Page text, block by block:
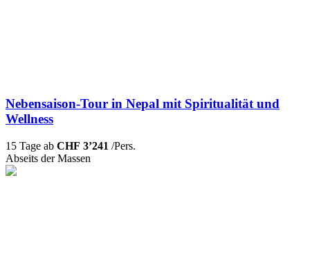
Nebensaison-Tour in Nepal mit Spiritualität und
Wellness
15 Tage ab CHF 3’241 /Pers.
Abseits der Massen